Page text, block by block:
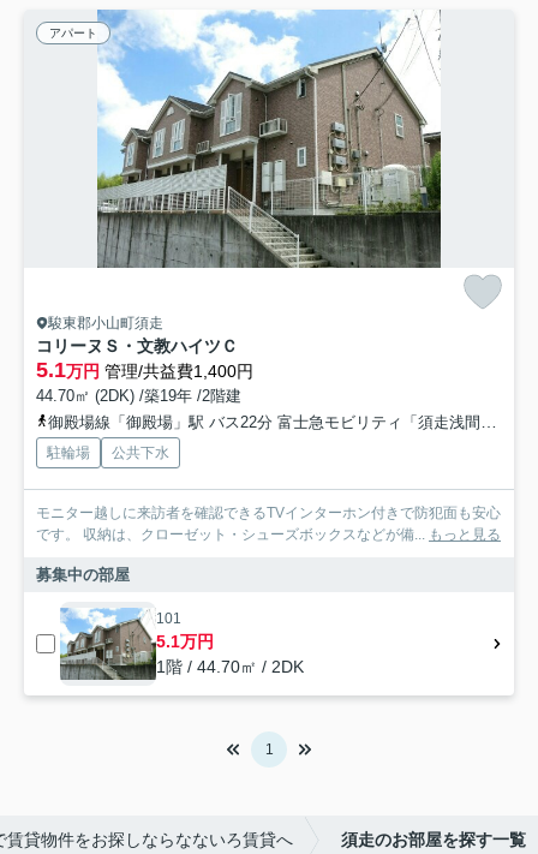
アパート
駿東郡小山町須走
コリーヌＳ・文教ハイツＣ
5.1万円 管理/共益費1,400円
44.70㎡ (2DK) /築19年 /2階建
御殿場線「御殿場」駅 バス22分 富士急モビリティ「須走浅間神社」 停歩2分
駐輪場 公共下水
モニター越しに来訪者を確認できるTVインターホン付きで防犯面も安心
です。 収納は、クローゼット・シューズボックスなどが備... もっと見る
募集中の部屋
101
5.1万円
1階 / 44.70㎡ / 2DK
1
賃貸物件をお探しならなないろ賃貸へ 須走のお部屋を探す一覧